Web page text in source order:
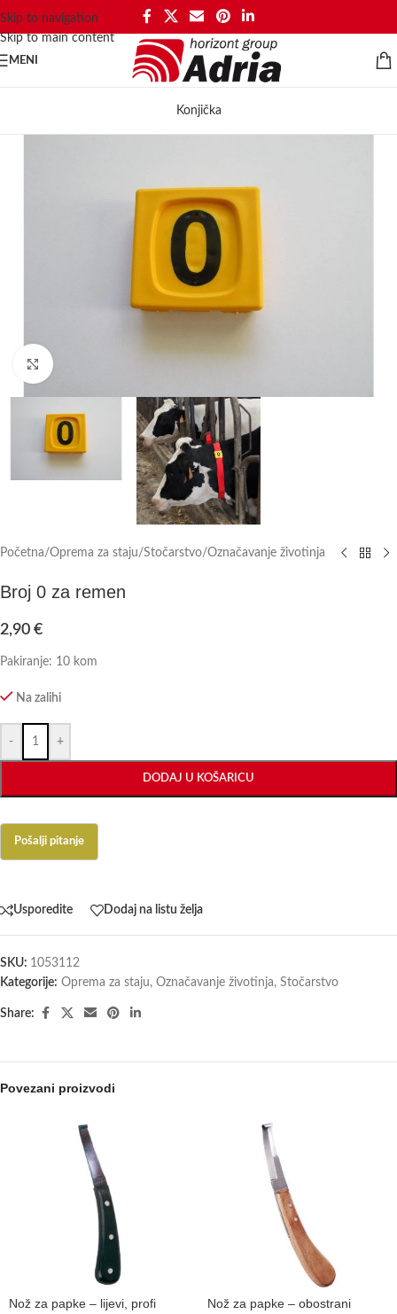
Skip to navigation
Skip to main content
MENI
Konjička
Click to enlarge
Početna/Oprema za staju/Stočarstvo/Označavanje životinja
Broj 0 za remen
2,90 €
Pakiranje: 10 kom
Na zalihi
- +
DODAJ U KOŠARICU
Usporedite Dodaj na listu želja
SKU: 1053112
Kategorije: Oprema za staju, Označavanje životinja, Stočarstvo
Share:
Povezani proizvodi
Nož za papke – lijevi, profi Nož za papke – obostrani